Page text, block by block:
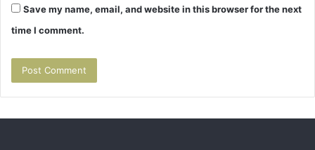
Save my name, email, and website in this browser for the next
time I comment.